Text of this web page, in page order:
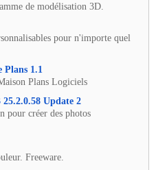
de modélisation 3D.
pour n'importe quel
Plans 1.1
Plans Logiciels
Update 2
pour créer des photos
Freeware.